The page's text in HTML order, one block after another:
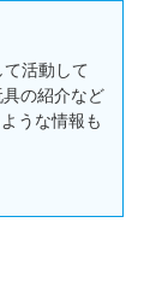
活動して
の紹介など
うな情報も